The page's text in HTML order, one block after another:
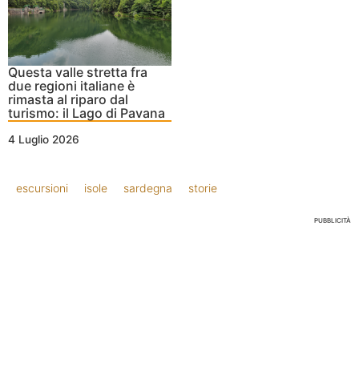
Questa valle stretta fra
due regioni italiane è
rimasta al riparo dal
turismo: il Lago di Pavana
4 Luglio 2026
escursioni isole sardegna storie
PUBBLICITÀ